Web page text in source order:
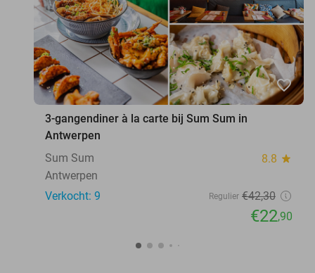
favorite_border
3-gangendiner à la carte bij Sum Sum in
Antwerpen
Sum Sum
8.8 star
Antwerpen
Verkocht: 9
Regulier €42,30
€22,90